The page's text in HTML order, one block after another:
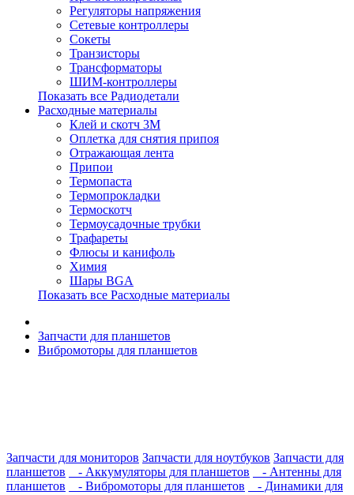
Регуляторы напряжения
Сетевые контроллеры
Сокеты
Транзисторы
Трансформаторы
ШИМ-контроллеры
Показать все Радиодетали
Расходные материалы
Клей и скотч 3M
Оплетка для снятия припоя
Отражающая лента
Припои
Термопаста
Термопрокладки
Термоскотч
Термоусадочные трубки
Трафареты
Флюсы и канифоль
Химия
Шары BGA
Показать все Расходные материалы
Запчасти для планшетов
Вибромоторы для планшетов
Запчасти для мониторов Запчасти для ноутбуков Запчасти для
планшетов
- Аккумуляторы для планшетов
- Антенны для
планшетов
- Вибромоторы для планшетов
- Динамики для